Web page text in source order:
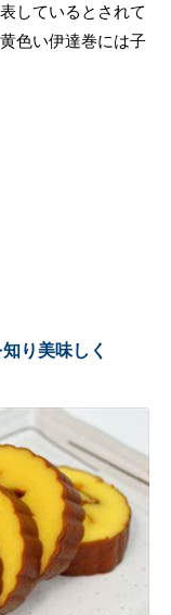
しているとされて
色い伊達巻には子
り美味しく